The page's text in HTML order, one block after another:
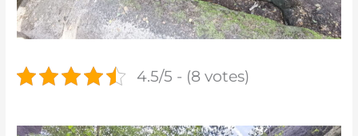
4.5/5 - (8 votes)